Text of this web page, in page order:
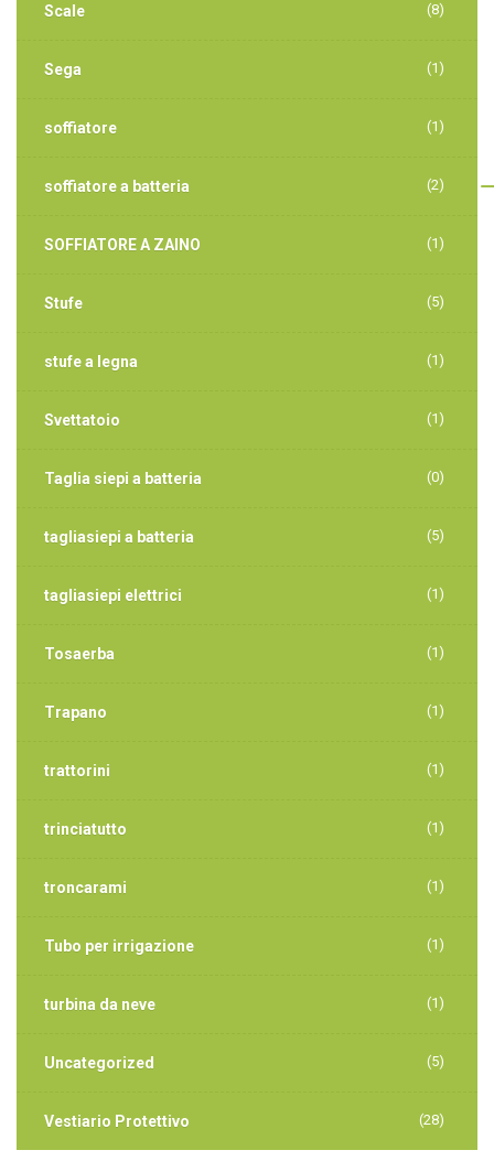
Scale (8)
Sega (1)
soffiatore (1)
soffiatore a batteria (2)
SOFFIATORE A ZAINO (1)
Stufe (5)
stufe a legna (1)
Svettatoio (1)
Taglia siepi a batteria (0)
tagliasiepi a batteria (5)
tagliasiepi elettrici (1)
Tosaerba (1)
Trapano (1)
trattorini (1)
trinciatutto (1)
troncarami (1)
Tubo per irrigazione (1)
turbina da neve (1)
Uncategorized (5)
Vestiario Protettivo (28)